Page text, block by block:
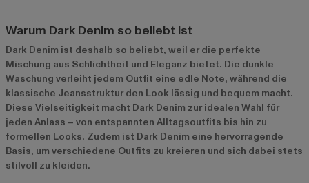
Warum Dark Denim so beliebt ist
Dark Denim ist deshalb so beliebt, weil er die perfekte
Mischung aus Schlichtheit und Eleganz bietet. Die dunkle
Waschung verleiht jedem Outfit eine edle Note, während die
klassische Jeansstruktur den Look lässig und bequem macht.
Diese Vielseitigkeit macht Dark Denim zur idealen Wahl für
jeden Anlass – von entspannten Alltagsoutfits bis hin zu
formellen Looks. Zudem ist Dark Denim eine hervorragende
Basis, um verschiedene Outfits zu kreieren und sich dabei stets
stilvoll zu kleiden.